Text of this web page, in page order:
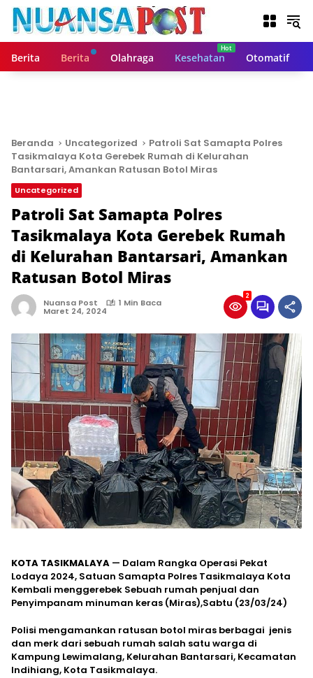
Berita Berita Olahraga Kesehatan Otomatif
Beranda Uncategorized
Patroli Sat Samapta Polres
Tasikmalaya Kota Gerebek Rumah di Kelurahan
Bantarsari, Amankan Ratusan Botol Miras
Uncategorized
Patroli Sat Samapta Polres
Tasikmalaya Kota Gerebek Rumah
di Kelurahan Bantarsari, Amankan
Ratusan Botol Miras
Nuansa Post 1 Min Baca
Maret 24, 2024
2
KOTA TASIKMALAYA — Dalam Rangka Operasi Pekat
Lodaya 2024, Satuan Samapta Polres Tasikmalaya Kota
Kembali menggerebek Sebuah rumah penjual dan
Penyimpanam minuman keras (Miras),Sabtu (23/03/24)
Polisi mengamankan ratusan botol miras berbagai jenis
dan merk dari sebuah rumah salah satu warga di
Kampung Lewimalang, Kelurahan Bantarsari, Kecamatan
Indihiang, Kota Tasikmalaya.